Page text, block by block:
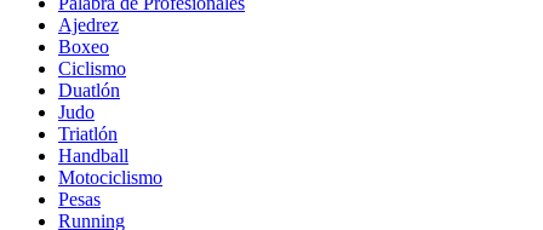
Ajedrez
Boxeo
Ciclismo
Duatlón
Judo
Triatlón
Handball
Motociclismo
Pesas
Running